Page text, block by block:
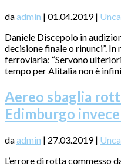
daadmin | 01.04.2019|
Daniele Discepolo in
decisione finale o rinunci”.
ferroviaria: “Servono
tempo per Alitalia non è
Aereo sbaglia
Edimburgo
daadmin | 27.03.2019|
L’errore di rotta commesso